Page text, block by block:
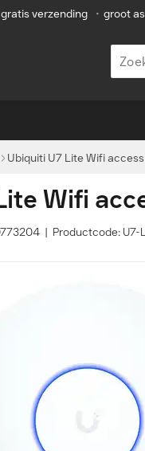
verzending • groot
Ubiquiti U7 Lite Wifi
Wifi
| Productcode: U7-